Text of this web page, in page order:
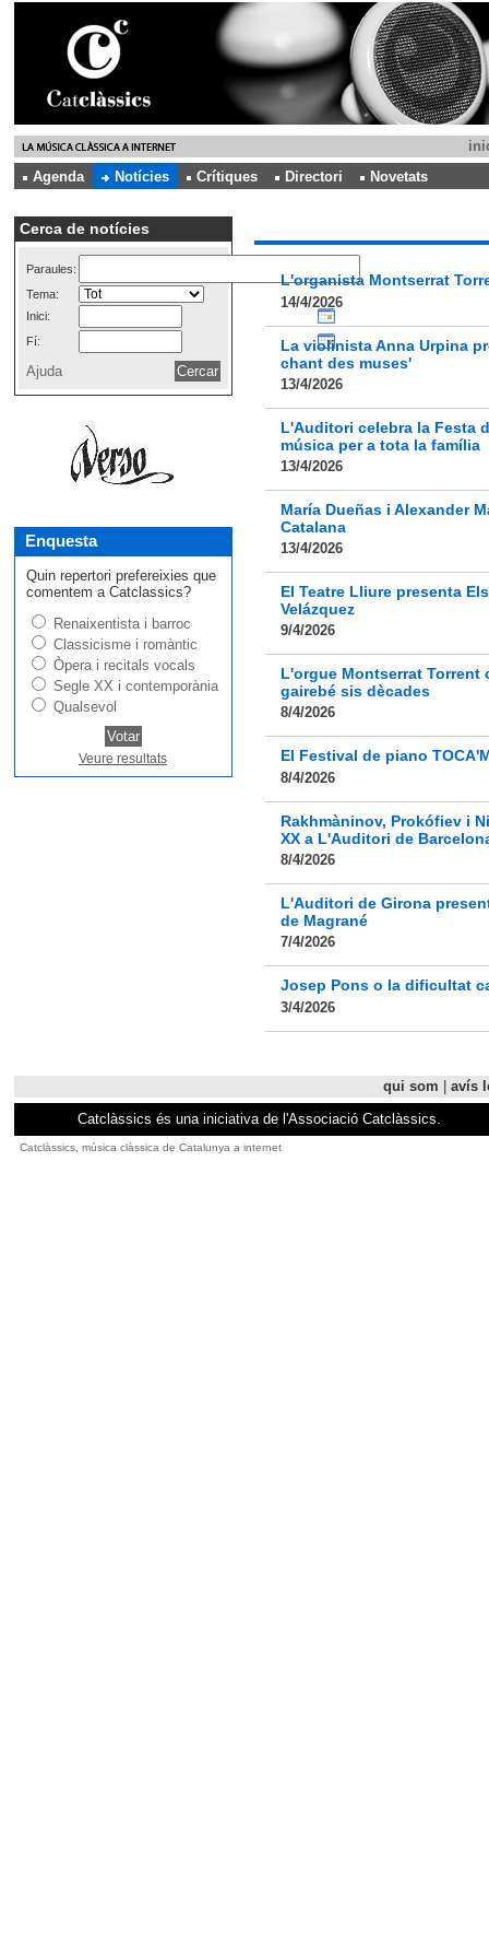
Agenda
Notícies Crítiques Directori Novetats
Cerca de notícies
Paraules:
Tema:
Inici:
Fí:
Ajuda
Enquesta
Quin repertori prefereixies que
comentem a Catclassics?
Renaixentista i barroc
Classicisme i romàntic
Òpera i recitals vocals
Segle XX i contemporània
Qualsevol
Veure resultats
L'organista Montserrat
14/4/2026
La violinista Anna Urpina
chant des muses'
13/4/2026
L'Auditori celebra la Festa
música per a tota la família
13/4/2026
María Dueñas i Alexander
Catalana
13/4/2026
El Teatre Lliure presenta
Velázquez
9/4/2026
L'orgue Montserrat
gairebé sis dècades
8/4/2026
El Festival de piano
8/4/2026
Rakhmàninov, Prokófiev i
XX a L'Auditori de
8/4/2026
L'Auditori de Girona
de Magrané
7/4/2026
Josep Pons o la dificultat
3/4/2026
qui som
avís
Catclàssics és una iniciativa de l'Associació Catclàssics.
Catclàssics, música clàssica de Catalunya a internet